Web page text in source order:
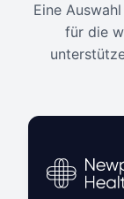
Eine
für die